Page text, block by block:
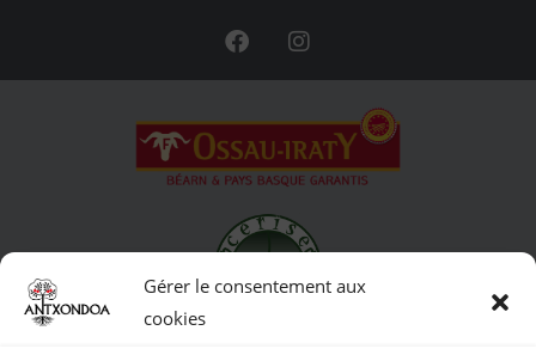
Gérer le consentement aux
cookies